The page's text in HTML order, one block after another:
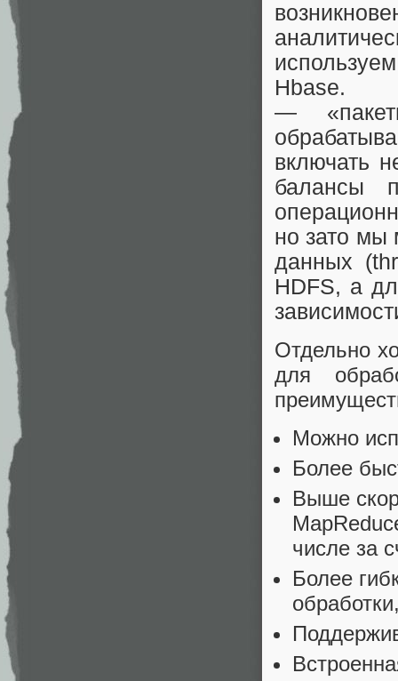
Hbase.
—
включать
балансы
но зато мы
данных
HDFS, а
Отдельно
для
Можно
Более
Выше
числе за
Более